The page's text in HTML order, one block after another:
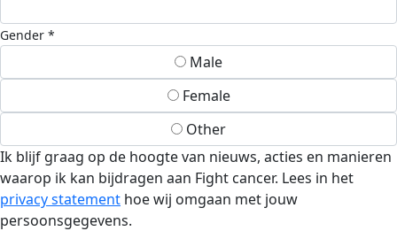
Gender *
Male
Female
Other
Ik blijf graag op de hoogte van nieuws, acties en manieren
waarop ik kan bijdragen aan Fight cancer. Lees in het
privacy statement hoe wij omgaan met jouw
persoonsgegevens.